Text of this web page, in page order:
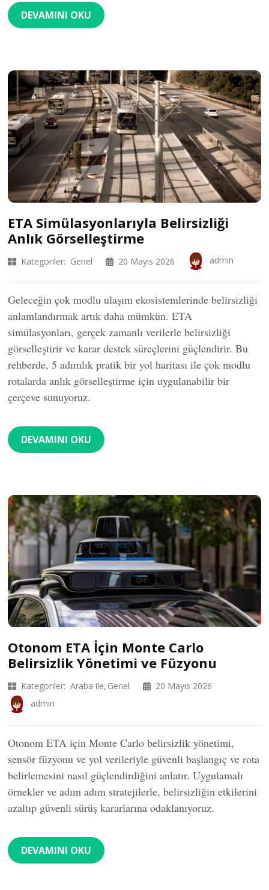
DEVAMINI OKU
ETA Simülasyonlarıyla Belirsizliği
Anlık Görselleştirme
Kategoriler: Genel 20 Mayıs 2026 admin
Geleceğin çok modlu ulaşım ekosistemlerinde belirsizliği
anlamlandırmak artık daha mümkün. ETA
simülasyonları, gerçek zamanlı verilerle belirsizliği
görselleştirir ve karar destek süreçlerini güçlendirir. Bu
rehberde, 5 adımlık pratik bir yol haritası ile çok modlu
rotalarda anlık görselleştirme için uygulanabilir bir
çerçeve sunuyoruz.
DEVAMINI OKU
Otonom ETA İçin Monte Carlo
Belirsizlik Yönetimi ve Füzyonu
Kategoriler: Araba ile Genel
20 Mayıs 2026
admin
Otonom ETA için Monte Carlo belirsizlik yönetimi,
sensör füzyonu ve yol verileriyle güvenli başlangıç ve rota
belirlemesini nasıl güçlendirdiğini anlatır. Uygulamalı
örnekler ve adım adım stratejilerle, belirsizliğin etkilerini
azaltıp güvenli sürüş kararlarına odaklanıyoruz.
DEVAMINI OKU